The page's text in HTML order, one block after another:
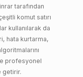
tarafından
komut satırı
kullanılarak da
hata kurtarma,
profesyonel
getirir.